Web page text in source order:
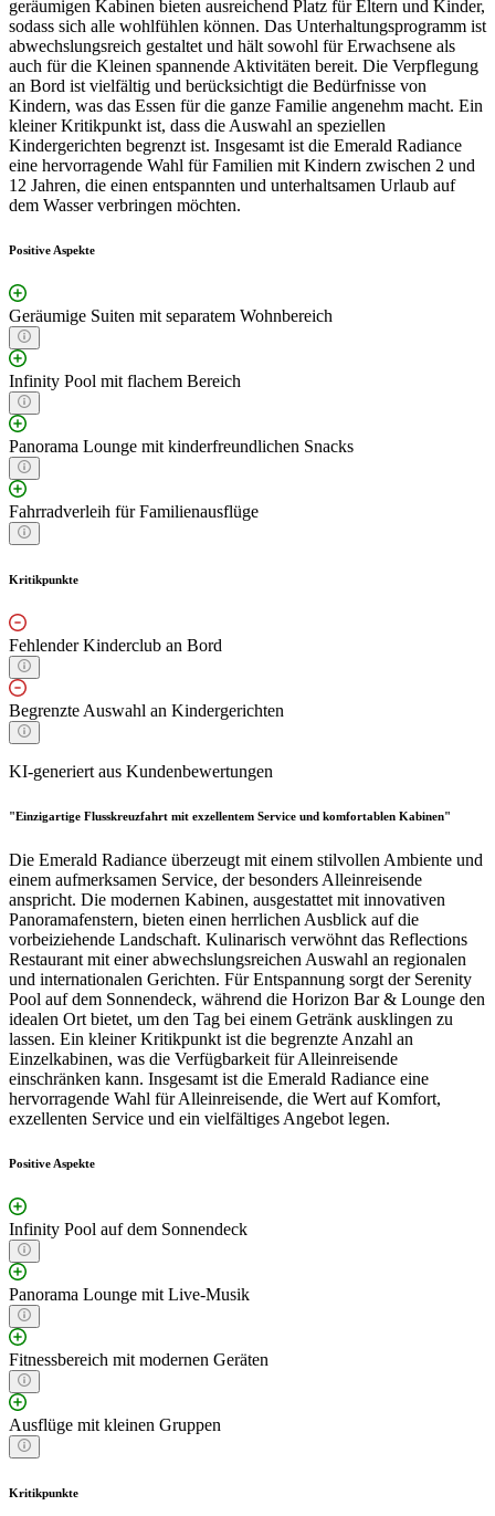
geräumigen Kabinen bieten ausreichend Platz für Eltern und Kinder,
sodass sich alle wohlfühlen können. Das Unterhaltungsprogramm ist
abwechslungsreich gestaltet und hält sowohl für Erwachsene als
auch für die Kleinen spannende Aktivitäten bereit. Die Verpflegung
an Bord ist vielfältig und berücksichtigt die Bedürfnisse von
Kindern, was das Essen für die ganze Familie angenehm macht. Ein
kleiner Kritikpunkt ist, dass die Auswahl an speziellen
Kindergerichten begrenzt ist. Insgesamt ist die Emerald Radiance
eine hervorragende Wahl für Familien mit Kindern zwischen 2 und
12 Jahren, die einen entspannten und unterhaltsamen Urlaub auf
dem Wasser verbringen möchten.
Positive Aspekte
Geräumige Suiten mit separatem Wohnbereich
Infinity Pool mit flachem Bereich
Panorama Lounge mit kinderfreundlichen Snacks
Fahrradverleih für Familienausflüge
Kritikpunkte
Fehlender Kinderclub an Bord
Begrenzte Auswahl an Kindergerichten
KI-generiert aus Kundenbewertungen
"Einzigartige Flusskreuzfahrt mit exzellentem Service und komfortablen Kabinen"
Die Emerald Radiance überzeugt mit einem stilvollen Ambiente und
einem aufmerksamen Service, der besonders Alleinreisende
anspricht. Die modernen Kabinen, ausgestattet mit innovativen
Panoramafenstern, bieten einen herrlichen Ausblick auf die
vorbeiziehende Landschaft. Kulinarisch verwöhnt das Reflections
Restaurant mit einer abwechslungsreichen Auswahl an regionalen
und internationalen Gerichten. Für Entspannung sorgt der Serenity
Pool auf dem Sonnendeck, während die Horizon Bar & Lounge den
idealen Ort bietet, um den Tag bei einem Getränk ausklingen zu
lassen. Ein kleiner Kritikpunkt ist die begrenzte Anzahl an
Einzelkabinen, was die Verfügbarkeit für Alleinreisende
einschränken kann. Insgesamt ist die Emerald Radiance eine
hervorragende Wahl für Alleinreisende, die Wert auf Komfort,
exzellenten Service und ein vielfältiges Angebot legen.
Positive Aspekte
Infinity Pool auf dem Sonnendeck
Panorama Lounge mit Live-Musik
Fitnessbereich mit modernen Geräten
Ausflüge mit kleinen Gruppen
Kritikpunkte